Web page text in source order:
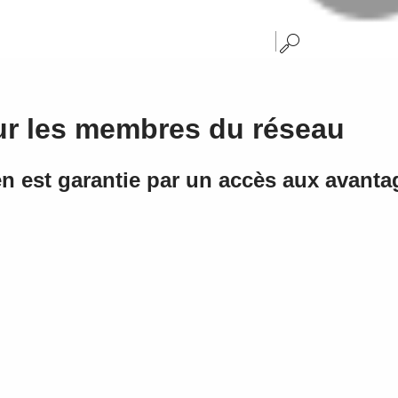
les membres du réseau
est garantie par un accès aux